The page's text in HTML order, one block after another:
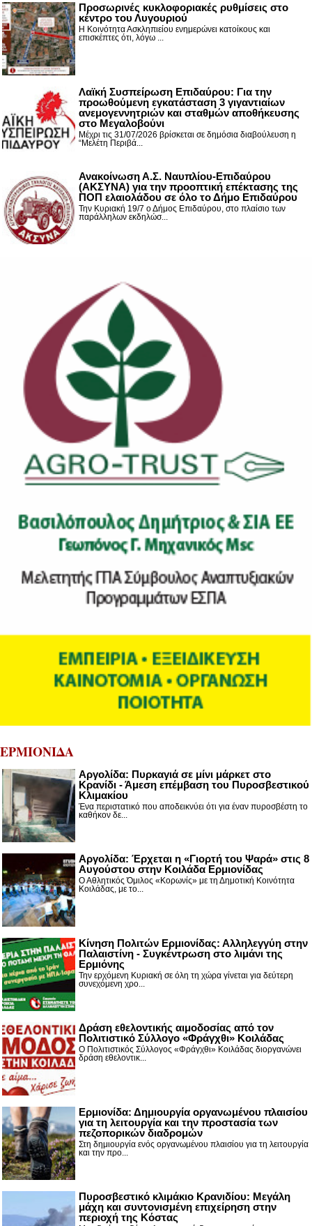
Προσωρινές κυκλοφοριακές ρυθμίσεις στο
κέντρο του Λυγουριού
Η Κοινότητα Ασκληπιείου ενημερώνει κατοίκους και
επισκέπτες ότι, λόγω ...
Λαϊκή Συσπείρωση Επιδαύρου: Για την
προωθούμενη εγκατάσταση 3 γιγαντιαίων
ανεμογεννητριών και σταθμών αποθήκευσης
στο Μεγαλοβούνι
Μέχρι τις 31/07/2026 βρίσκεται σε δημόσια διαβούλευση η
“Μελέτη Περιβά...
Ανακοίνωση Α.Σ. Ναυπλίου-Επιδαύρου
(ΑΚΣΥΝΑ) για την προοπτική επέκτασης της
ΠΟΠ ελαιολάδου σε όλο το Δήμο Επιδαύρου
Την Κυριακή 19/7 ο Δήμος Επιδαύρου, στο πλαίσιο των
παράλληλων εκδηλώσ...
ΕΡΜΙΟΝΙΔΑ
Αργολίδα: Πυρκαγιά σε μίνι μάρκετ στο
Κρανίδι - Άμεση επέμβαση του Πυροσβεστικού
Κλιμακίου
Ένα περιστατικό που αποδεικνύει ότι για έναν πυροσβέστη το
καθήκον δε...
Αργολίδα: Έρχεται η «Γιορτή του Ψαρά» στις 8
Αυγούστου στην Κοιλάδα Ερμιονίδας
Ο Αθλητικός Όμιλος «Κορωνίς» με τη Δημοτική Κοινότητα
Κοιλάδας, με το...
Κίνηση Πολιτών Ερμιονίδας: Αλληλεγγύη στην
Παλαιστίνη - Συγκέντρωση στο λιμάνι της
Ερμιόνης
Την ερχόμενη Κυριακή σε όλη τη χώρα γίνεται για δεύτερη
συνεχόμενη χρο...
Δράση εθελοντικής αιμοδοσίας από τον
Πολιτιστικό Σύλλογο «Φράγχθι» Κοιλάδας
Ο Πολιτιστικός Σύλλογος «Φράγχθι» Κοιλάδας διοργανώνει
δράση εθελοντικ...
Ερμιονίδα: Δημιουργία οργανωμένου πλαισίου
για τη λειτουργία και την προστασία των
πεζοπορικών διαδρομών
Στη δημιουργία ενός οργανωμένου πλαισίου για τη λειτουργία
και την προ...
Πυροσβεστικό κλιμάκιο Κρανιδίου: Μεγάλη
μάχη και συντονισμένη επιχείρηση στην
περιοχή της Κόστας